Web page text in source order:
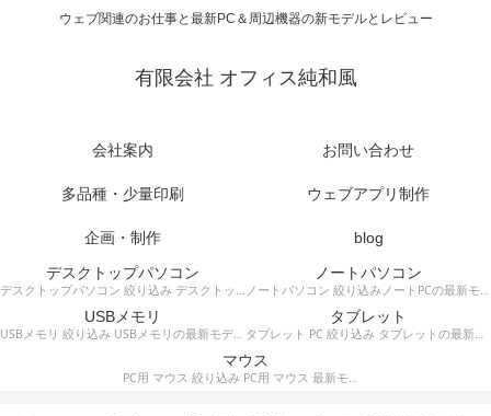
ウェブ関連のお仕事と最新PC＆周辺機器の新モデルとレビュー
有限会社 オフィス純和風
会社案内 お問い合わせ
多品種・少量印刷 ウェブアプリ制作
企画・制作
blog
デスクトップパソコン
デスクトップパソコン 絞り込み デスクトップPCの最新モデルやスペック・仕様に関する情報。
ノートパソコン
ノートパソコン 絞り込みノートPCの最新モデルやスペック・仕様に関する情報。
USBメモリ
USBメモリ 絞り込み USBメモリの最新モデルやスペック・仕様に関する情報。
タブレット
タブレット PC 絞り込み タブレットの最新モデルやスペック・仕様に関する情報。
マウス
PC用 マウス 絞り込み PC用 マウス 最新モデルやスペック・仕様に関する情報。ワイヤレスマウス、有線マウス、接続タイプなど。